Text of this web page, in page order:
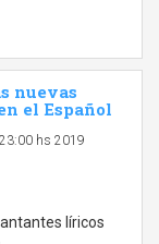
nuevas
el Español
hs 2019
líricos